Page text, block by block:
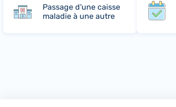
Passage d'une caisse
maladie à une autre